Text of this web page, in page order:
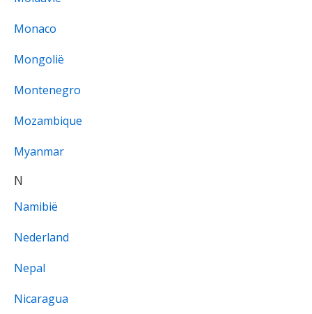
Monaco
Mongolië
Montenegro
Mozambique
Myanmar
N
Namibië
Nederland
Nepal
Nicaragua